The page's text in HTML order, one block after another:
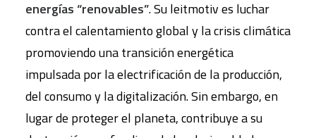
energías “renovables”. Su leitmotiv es luchar
contra el calentamiento global y la crisis climática
promoviendo una transición energética
impulsada por la electrificación de la producción,
del consumo y la digitalización. Sin embargo, en
lugar de proteger el planeta, contribuye a su